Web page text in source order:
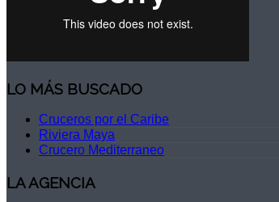
LO MÁS BUSCADO
Cruceros por el Caribe
Riviera Maya
Crucero Mediterraneo
LA AGENCIA